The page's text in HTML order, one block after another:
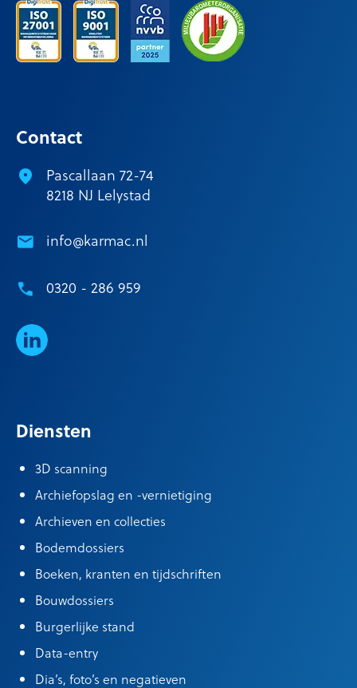
Contact
Pascallaan 72-74
8218 NJ Lelystad
info@karmac.nl
0320 - 286 959
LinkedIn
Diensten
3D scanning
Archiefopslag en -vernietiging
Archieven en collecties
Bodemdossiers
Boeken, kranten en tijdschriften
Bouwdossiers
Burgerlijke stand
Data-entry
Dia’s, foto’s en negatieven